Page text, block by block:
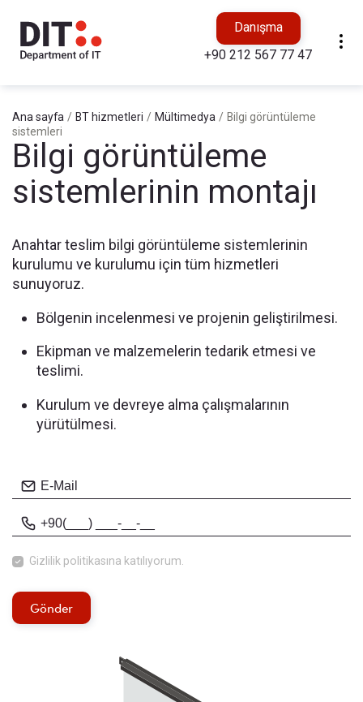
+90 212 567 77 47
Danışma
Ana sayfa / BT hizmetleri / Mültimedya / Bilgi görüntüleme
sistemleri
Bilgi görüntüleme
sistemlerinin montajı
Anahtar teslim bilgi görüntüleme sistemlerinin
kurulumu ve kurulumu için tüm hizmetleri
sunuyoruz.
Bölgenin incelenmesi ve projenin geliştirilmesi.
Ekipman ve malzemelerin tedarik etmesi ve
teslimi.
Kurulum ve devreye alma çalışmalarının
yürütülmesi.
Gönder
Gizlilik politikasına katılıyorum.